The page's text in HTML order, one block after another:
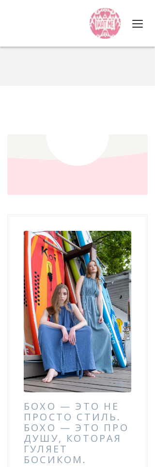
БОХО — ЭТО НЕ
ПРОСТО СТИЛЬ.
БОХО — ЭТО ПРО
ДУШУ, КОТОРАЯ
ГУЛЯЕТ
БОСИКОМ.